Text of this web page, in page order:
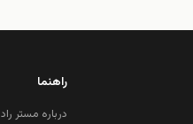
راهنما
درباره مستر راد